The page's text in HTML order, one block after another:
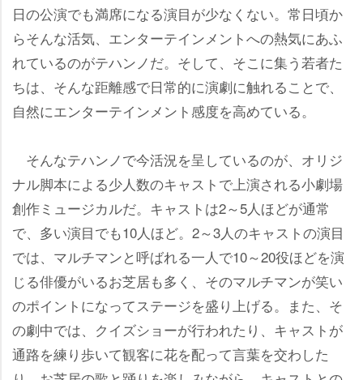
日の公演でも満席になる演目が少なくない。常日頃か
らそんな活気、エンターテインメントへの熱気にあふ
れているのがテハンノだ。そして、そこに集う若者た
ちは、そんな距離感で日常的に演劇に触れることで、
自然にエンターテインメント感度を高めている。
そんなテハンノで今活況を呈しているのが、オリジ
ナル脚本による少人数のキャストで上演される小劇場
創作ミュージカルだ。キャストは2～5人ほどが通常
で、多い演目でも10人ほど。2～3人のキャストの演目
では、マルチマンと呼ばれる一人で10～20役ほどを演
じる俳優がいるお芝居も多く、そのマルチマンが笑い
のポイントになってステージを盛り上げる。また、そ
の劇中では、クイズショーが行われたり、キャストが
通路を練り歩いて観客に花を配って言葉を交わした